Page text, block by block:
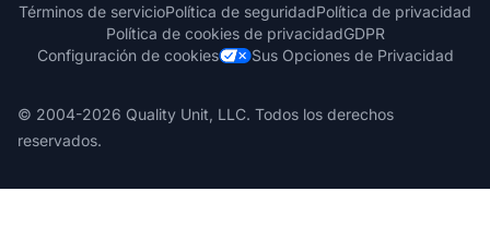
Términos de servicioPolítica de seguridadPolítica de privacidad
Política de cookies de privacidadGDPR
Configuración de cookies
Sus Opciones de Privacidad
© 2004-2026 Quality Unit, LLC. Todos los derechos
reservados.